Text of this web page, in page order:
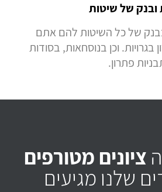
ובנק של שיטות
בבנק של כל השיטות להם אתם
בגרויות. וכן בנוסחאות, בסודות
פתרון.
ציונים מטורפים
שלנו מגיעים